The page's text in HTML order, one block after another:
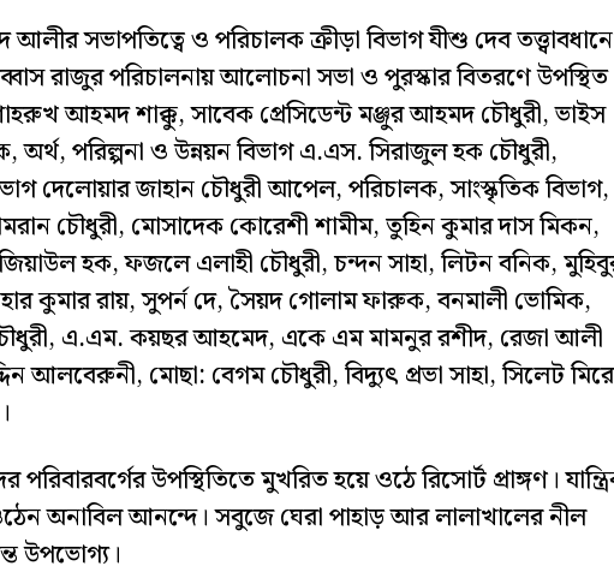
আলীর সভাপতিত্বে ও পরিচালক ক্রীড়া বিভাগ যীশু দেব
রাজুর পরিচালনায় আলোচনা সভা ও পুরস্কার বিতরণে উপস্থিত
শাহরুখ আহমদ শাক্কু, সাবেক প্রেসিডেন্ট মঞ্জুর আহমদ চৌধুরী, ভাইস
অর্থ, পরিল্পনা ও উন্নয়ন বিভাগ এ.এস. সিরাজুল হক চৌধুরী,
দেলোয়ার জাহান চৌধুরী আপেল, পরিচালক, সাংস্কৃতিক বিভাগ,
চৌধুরী, মোসাদেক কোরেশী শামীম, তুহিন কুমার দাস মিকন,
হক, ফজলে এলাহী চৌধুরী, চন্দন সাহা, লিটন বনিক,
কুমার রায়, সুপর্ন দে, সৈয়দ গোলাম ফারুক, বনমালী ভোমিক,
এ.এম. কয়ছর আহমেদ, একে এম মামনুর রশীদ, রেজা আলী
আলবেরুনী, মোছা: বেগম চৌধুরী, বিদ্যুৎ প্রভা সাহা, সিলেট
উপস্থিতিতে মুখরিত হয়ে ওঠে রিসোর্ট প্রাঙ্গণ।
অনাবিল আনন্দে। সবুজে ঘেরা পাহাড় আর লালাখালের নীল
উপভোগ্য।